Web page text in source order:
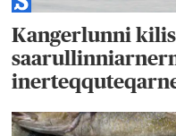
Kangerlunni